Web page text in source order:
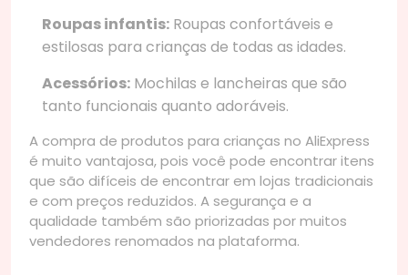
Roupas infantis: Roupas confortáveis e
estilosas para crianças de todas as idades.
Acessórios: Mochilas e lancheiras que são
tanto funcionais quanto adoráveis.
A compra de produtos para crianças no AliExpress
é muito vantajosa, pois você pode encontrar itens
que são difíceis de encontrar em lojas tradicionais
e com preços reduzidos. A segurança e a
qualidade também são priorizadas por muitos
vendedores renomados na plataforma.